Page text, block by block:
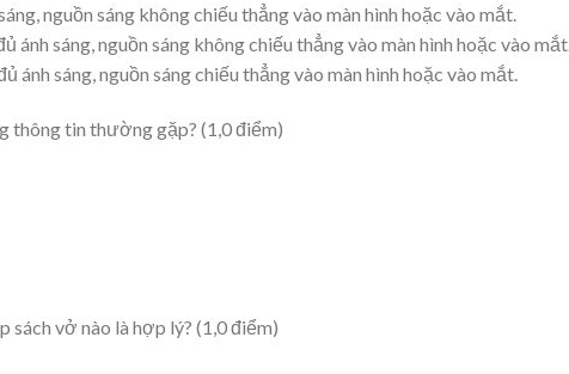
nguồn sáng không chiếu thẳng vào màn hình hoặc vào mắt.
ánh sáng, nguồn sáng không chiếu thẳng vào màn hình hoặc vào mắt.
ánh sáng, nguồn sáng chiếu thẳng vào màn hình hoặc vào mắt.
thông tin thường gặp? (1,0 điểm)
sách vở nào là hợp lý? (1,0 điểm)